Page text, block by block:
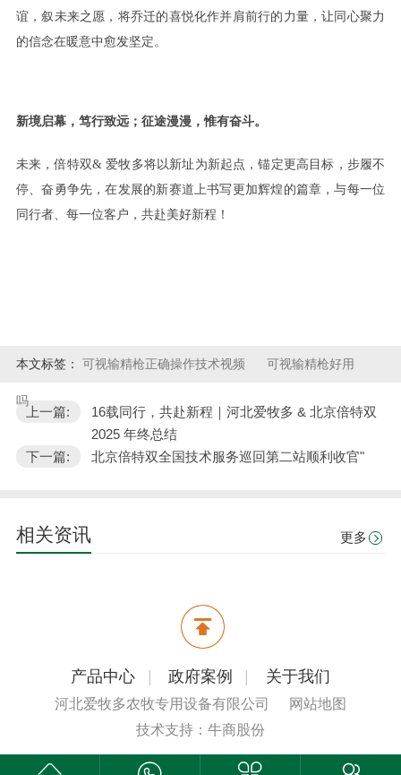
谊，叙未来之愿，将乔迁的喜悦化作并肩前行的力量，让同心聚力
的信念在暖意中愈发坚定。
新境启幕，笃行致远；征途漫漫，惟有奋斗。
未来，倍特双& 爱牧多将以新址为新起点，锚定更高目标，步履不
停、奋勇争先，在发展的新赛道上书写更加辉煌的篇章，与每一位
同行者、每一位客户，共赴美好新程！
本文标签： 可视输精枪正确操作技术视频 可视输精枪好用
吗
上一篇:
16载同行，共赴新程｜河北爱牧多 & 北京倍特双
2025 年终总结
下一篇:
北京倍特双全国技术服务巡回第二站顺利收官"
相关资讯 更多
产品中心 | 政府案例 | 关于我们
河北爱牧多农牧专用设备有限公司
网站地图
技术支持：牛商股份